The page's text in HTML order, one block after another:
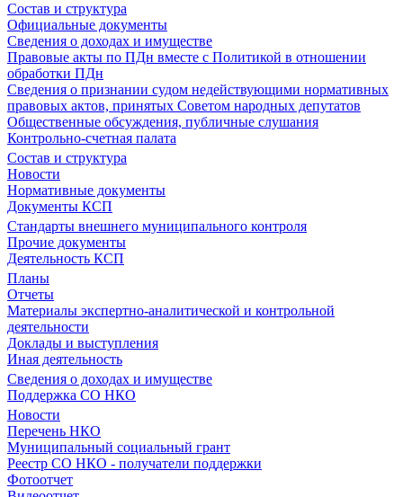
Состав и структура
Официальные документы
Сведения о доходах и имуществе
Правовые акты по ПДн вместе с Политикой в отношении
обработки ПДн
Сведения о признании судом недействующими нормативных
правовых актов, принятых Советом народных депутатов
Общественные обсуждения, публичные слушания
Контрольно-счетная палата
Состав и структура
Новости
Нормативные документы
Документы КСП
Стандарты внешнего муниципального контроля
Прочие документы
Деятельность КСП
Планы
Отчеты
Материалы экспертно-аналитической и контрольной
деятельности
Доклады и выступления
Иная деятельность
Сведения о доходах и имуществе
Поддержка СО НКО
Новости
Перечень НКО
Муниципальный социальный грант
Реестр СО НКО - получатели поддержки
Фотоотчет